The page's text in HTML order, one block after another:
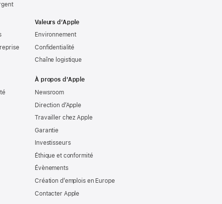
Valeurs d’Apple
Environnement
Confidentialité
Chaîne logistique
À propos d’Apple
Newsroom
Direction d’Apple
Travailler chez Apple
Garantie
Investisseurs
Éthique et conformité
Évènements
Création d’emplois en Europe
Contacter Apple